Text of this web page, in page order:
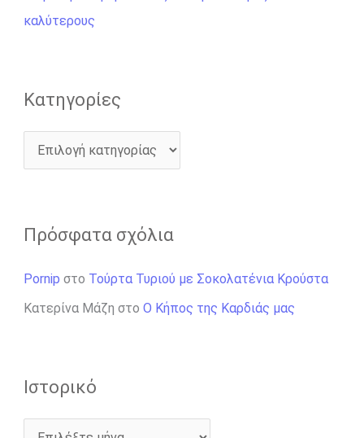
ικαλύτερους
Kατηγορίες
Πρόσφατα σχόλια
Pornip στο Τούρτα Τυριού με Σοκολατένια Κρούστα
Κατερίνα Μάζη στο Ο Κήπος της Καρδιάς μας
Ιστορικό